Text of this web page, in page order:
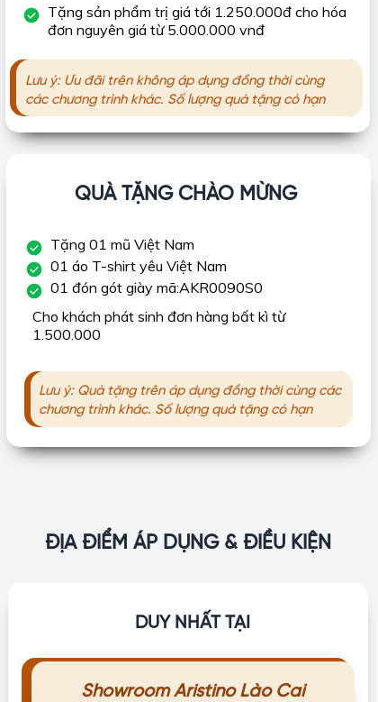
Tặng sản phẩm trị giá tới 1.250.000đ cho hóa
đơn nguyên giá từ 5.000.000 vnđ
Tặng 01 mũ Việt Nam
01 áo T-shirt yêu Việt Nam
01 đón gót giày mã:AKR0090S0
Lưu ý: Ưu đãi trên không áp dụng đồng thời cùng
các chương trình khác. Số lượng quà tặng có hạn
QUÀ TẶNG CHÀO MỪNG
Lưu ý: Quà tặng trên áp dụng đồng thời cùng các
chương trình khác. Số lượng quà tặng có hạn
Cho khách phát sinh đơn hàng bất kì từ
1.500.000
ĐỊA ĐIỂM ÁP DỤNG & ĐIỀU KIỆN
DUY NHẤT TẠI
Showroom Aristino Lào Cai